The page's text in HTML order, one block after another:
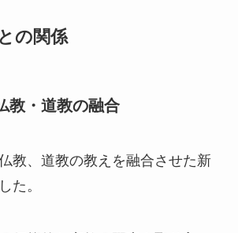
の関係
教・道教の融合
教、道教の教えを融合させた新
た。